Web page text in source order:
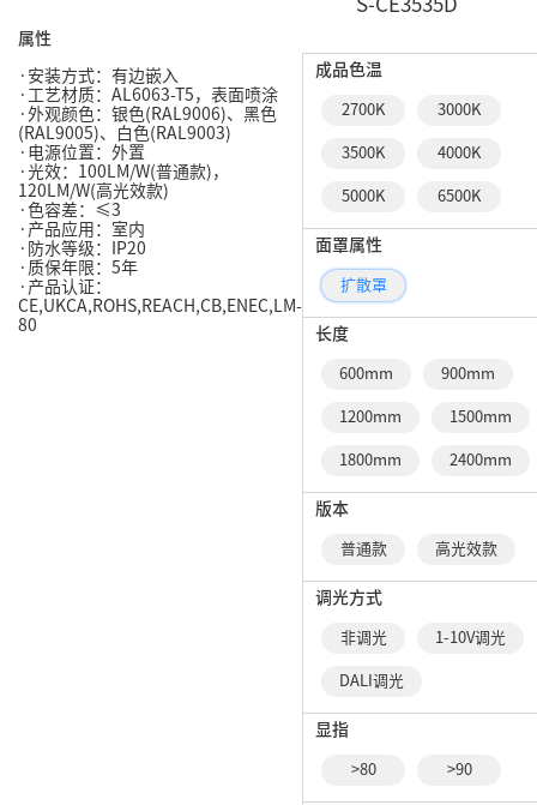
属性
·安装方式：有边嵌入
·工艺材质：AL6063-T5，表面喷涂
·外观颜色：银色(RAL9006)、黑色
(RAL9005)、白色(RAL9003)
·电源位置：外置
·光效：100LM/W(普通款)，
120LM/W(高光效款)
·色容差：≤3
·产品应用：室内
·防水等级：IP20
·质保年限：5年
·产品认证：
CE,UKCA,ROHS,REACH,CB,ENEC,LM-
80
S-CE3535D
成品色温
2700K 3000K
3500K 4000K
5000K 6500K
面罩属性
扩散罩
长度
600mm 900mm
1200mm 1500mm
1800mm 2400mm
版本
普通款 高光效款
调光方式
非调光 1-10V调光
DALI调光
显指
>80 >90